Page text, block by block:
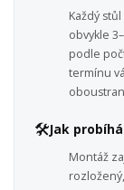
Každý
obvykle
podle
termínu
🛠️Jak
Montáž